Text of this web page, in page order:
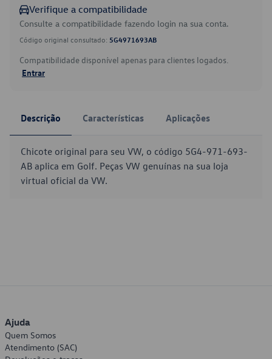
Verifique a compatibilidade
Consulte a compatibilidade fazendo login na sua conta.
Código original consultado: 5G4971693AB
Compatibilidade disponível apenas para clientes logados.
Entrar
Descrição Características Aplicações
Chicote original para seu VW, o código 5G4-971-693-
AB aplica em Golf. Peças VW genuínas na sua loja
virtual oficial da VW.
Ajuda
Quem Somos
Atendimento (SAC)